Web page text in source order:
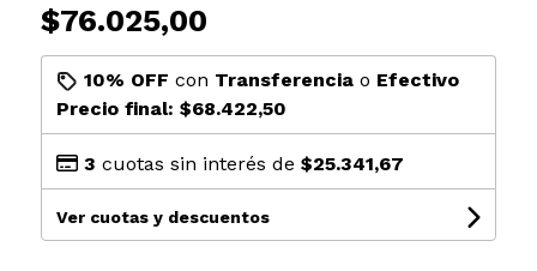
$76.025,00
10% OFF con Transferenciao Efectivo
Precio final: $68.422,50
3 cuotas sin interés de $25.341,67
Ver cuotas y descuentos